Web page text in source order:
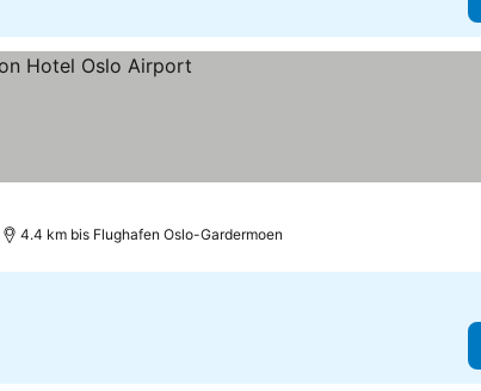
4.4 km bis Flughafen Oslo-Gardermoen